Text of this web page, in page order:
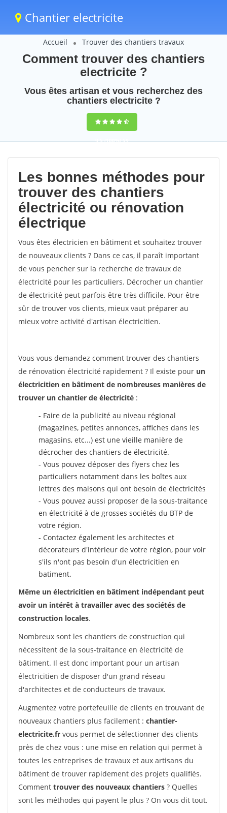
Chantier electricite
Accueil Trouver des chantiers travaux
Comment trouver des chantiers
electricite ?
Vous êtes artisan et vous recherchez des
chantiers electricite ?
9,5(100%)59
votes
Les bonnes méthodes pour
trouver des chantiers
électricité ou rénovation
électrique
Vous êtes électricien en bâtiment et souhaitez trouver
de nouveaux clients ? Dans ce cas, il paraît important
de vous pencher sur la recherche de travaux de
électricité pour les particuliers. Décrocher un chantier
de électricité peut parfois être très difficile. Pour être
sûr de trouver vos clients, mieux vaut préparer au
mieux votre activité d'artisan électricitien.
Vous vous demandez comment trouver des chantiers
de rénovation électricité rapidement ? Il existe pour un
électricitien en bâtiment de nombreuses manières de
trouver un chantier de électricité :
- Faire de la publicité au niveau régional
(magazines, petites annonces, affiches dans les
magasins, etc...) est une vieille manière de
décrocher des chantiers de électricité.
- Vous pouvez déposer des flyers chez les
particuliers notamment dans les boîtes aux
lettres des maisons qui ont besoin de électricités
- Vous pouvez aussi proposer de la sous-traitance
en électricité à de grosses sociétés du BTP de
votre région.
- Contactez également les architectes et
décorateurs d'intérieur de votre région, pour voir
s'ils n'ont pas besoin d'un électricitien en
batiment.
Même un électricitien en bâtiment indépendant peut
avoir un intérêt à travailler avec des sociétés de
construction locales.
Nombreux sont les chantiers de construction qui
nécessitent de la sous-traitance en électricité de
bâtiment. Il est donc important pour un artisan
électricitien de disposer d'un grand réseau
d'architectes et de conducteurs de travaux.
Augmentez votre portefeuille de clients en trouvant de
nouveaux chantiers plus facilement : chantier-
electricite.fr vous permet de sélectionner des clients
près de chez vous : une mise en relation qui permet à
toutes les entreprises de travaux et aux artisans du
bâtiment de trouver rapidement des projets qualifiés.
Comment trouver des nouveaux chantiers ? Quelles
sont les méthodes qui payent le plus ? On vous dit tout.